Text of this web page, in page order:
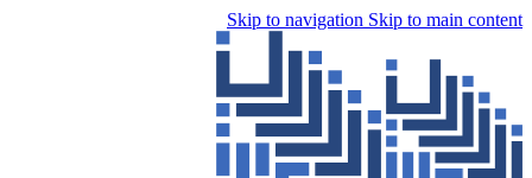
Skip to navigation Skip to main content